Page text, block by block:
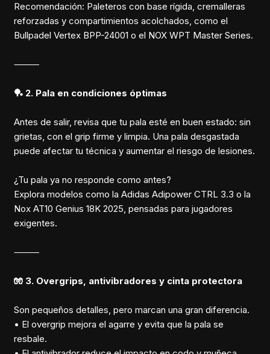
Recomendación: Paleteros con base rígida, cremalleras
reforzadas y compartimientos acolchados, como el
Bullpadel Vertex BPP-24001 o el NOX WPT Master Series.
⸻
🏓 2. Pala en condiciones óptimas
Antes de salir, revisa que tu pala esté en buen estado: sin
grietas, con el grip firme y limpia. Una pala desgastada
puede afectar tu técnica y aumentar el riesgo de lesiones.
¿Tu pala ya no responde como antes?
Explora modelos como la Adidas Adipower CTRL 3.3 o la
Nox AT10 Genius 18K 2025, pensadas para jugadores
exigentes.
⸻
🧤 3. Overgrips, antivibradores y cinta protectora
Son pequeños detalles, pero marcan una gran diferencia.
• El overgrip mejora el agarre y evita que la pala se
resbale.